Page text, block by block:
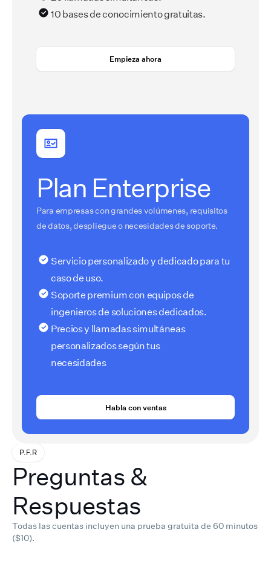
10 bases de conocimiento gratuitas.
Empieza ahora
Plan Enterprise
Para empresas con grandes volúmenes, requisitos
de datos, despliegue o necesidades de soporte.
Servicio personalizado y dedicado para tu
caso de uso.
Soporte premium con equipos de
ingenieros de soluciones dedicados.
Precios y llamadas simultáneas
personalizados según tus
necesidades
Habla con ventas
P.F.R
Preguntas &
Respuestas
Todas las cuentas incluyen una prueba gratuita de 60 minutos
($10).